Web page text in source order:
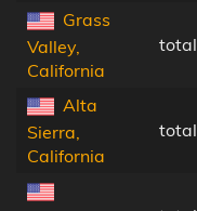
Grass
Valley,
California
total
Alta
Sierra,
California
total